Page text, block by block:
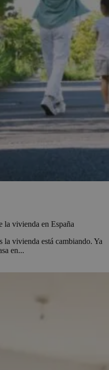
la vivienda en España
la vivienda está cambiando. Ya
en...